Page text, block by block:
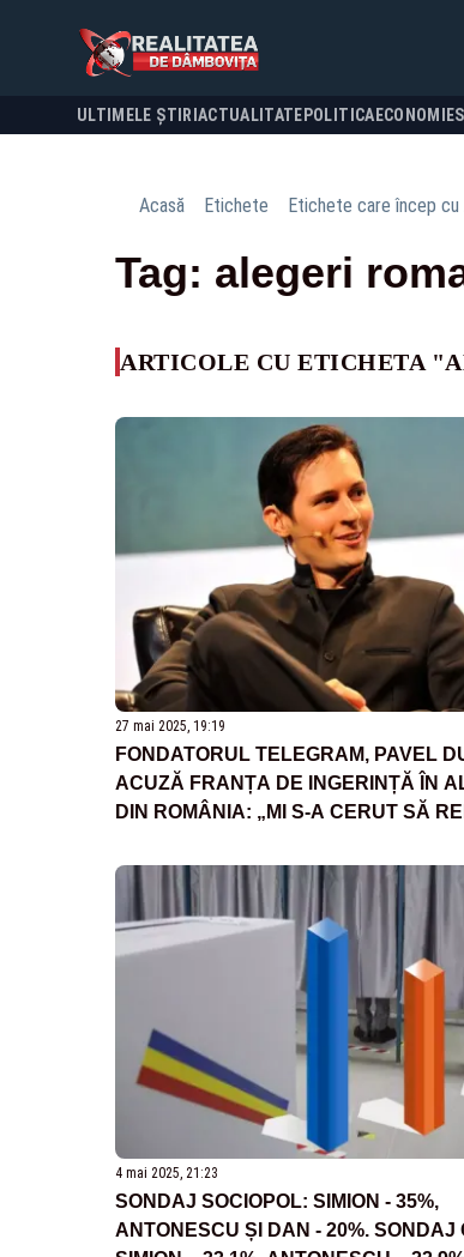
ULTIMELE ȘTIRI ACTUALITATE POLITICA ECONOMIE
Acasă Etichete Etichete care încep cu
Tag: alegeri
ARTICOLE CU ETICHETA
27 mai 2025, 19:19
FONDATORUL TELEGRAM, PAVEL
ACUZĂ FRANȚA DE INGERINȚĂ ÎN
DIN ROMÂNIA: „MI S-A CERUT SĂ
4 mai 2025, 21:23
SONDAJ SOCIOPOL: SIMION - 35%,
ANTONESCU ȘI DAN - 20%. SONDAJ